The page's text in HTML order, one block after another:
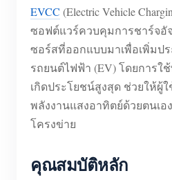
FAQ
ข่าวสาร
บล็อก
กิจกรรม IAMMETER
App Store
สำรวจเว็บไซต์
อันดับ PV
เกี่ยวกับเรา
EVCC (Electric Vehicle
ซอฟต์แวร์ควบคุมการชาร์จอั
ซอร์สที่ออกแบบมาเพื่อเพิ่มป
รถยนต์ไฟฟ้า (EV) โดยการใ
เกิดประโยชน์สูงสุด ช่วยให้ผู้
พลังงานแสงอาทิตย์ด้วยตนเ
โครงข่าย
คุณสมบัติหลัก